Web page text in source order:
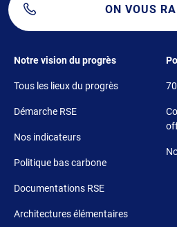
ON VOUS
Footer 1
Notre vision du progrès
Tous les lieux du progrès
Démarche RSE
Nos indicateurs
Politique bas carbone
Documentations RSE
Architectures élémentaires